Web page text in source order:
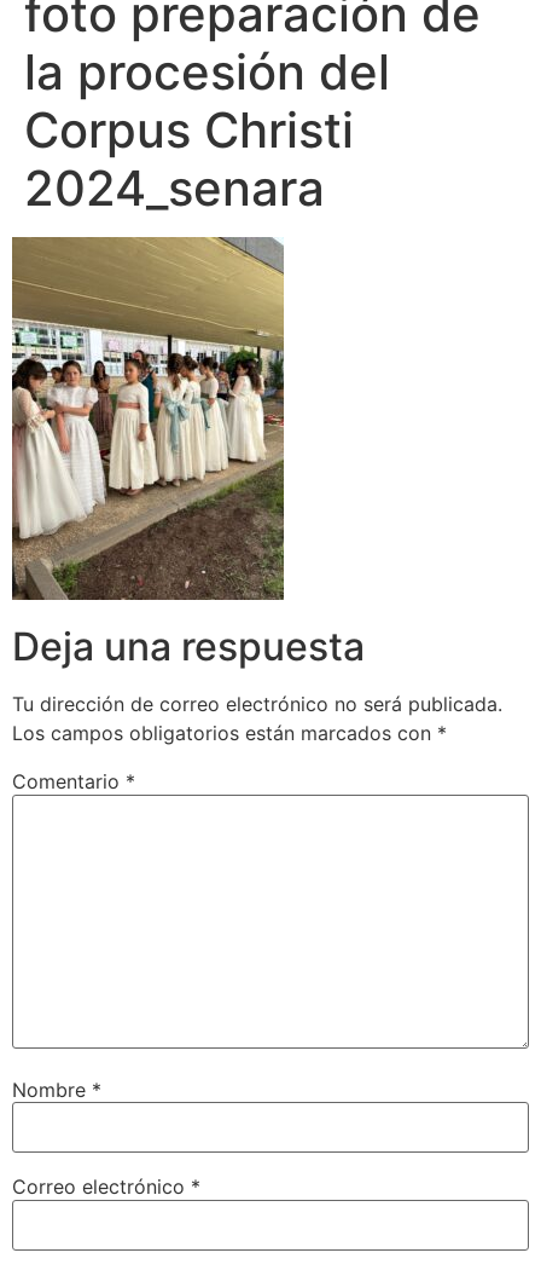
foto preparación de
la procesión del
Corpus Christi
2024_senara
Deja una respuesta
Tu dirección de correo electrónico no será publicada.
Los campos obligatorios están marcados con *
Comentario *
Nombre *
Correo electrónico *